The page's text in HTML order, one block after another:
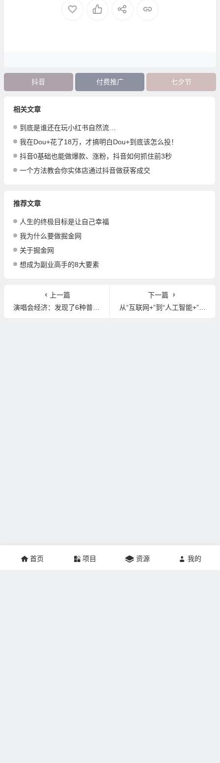
抖音 付费推广 七夕节
相关文章
到底是谁还在玩小红书自然流…
我在Dou+花了18万，才搞明白Dou+到底该怎么投！
抖音0基础也能做爆款、涨粉，抖音如何抓住前3秒
一个方法教会你实体店通过抖音做获客成交
推荐文章
人生的终极目标是让自己幸福
我为什么要做掘金网
关于掘金网
想成为副业高手的8大要素
上一篇
演唱会经济：发现了6种普通人立马能上手的搞钱机会！
下一篇
从“互联网+”到“人工智能+”的十年
首页 项目 资源 我的